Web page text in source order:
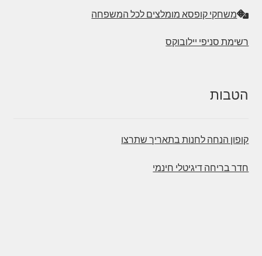
משחקי קופסא מומלצים לכל המשפחה
רשימת סניפי יילובוקס
הטבות
קופון הנחה לחנות בתאריך שתרצו
חדר בריחה דיגיטלי חינמי